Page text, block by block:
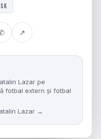
↗
Lazar pe
fotbal extern și fotbal
Lazar →